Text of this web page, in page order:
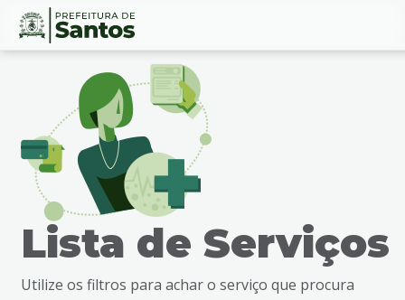
Ir
busca
Conteúdo
Lista de Serviços
Utilize os filtros para achar o serviço que procura